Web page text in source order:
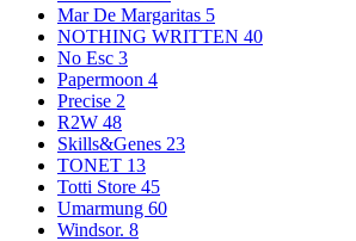
Mar De Margaritas 5
NOTHING WRITTEN 40
No Esc 3
Papermoon 4
Precise 2
R2W 48
Skills&Genes 23
TONET 13
Totti Store 45
Umarmung 60
Windsor. 8